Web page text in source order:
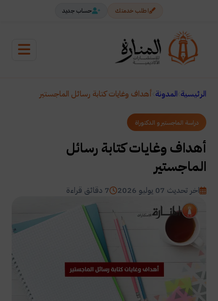
اطلب خدمتك حساب جديد
الرئيسية المدونة أهداف وغايات كتابة رسائل الماجستير
دراسة الماجستير و الدكتوراة
أهداف وغايات كتابة رسائل
الماجستير
اخر تحديث 07 يوليو 2026 7 دقائق قراءة